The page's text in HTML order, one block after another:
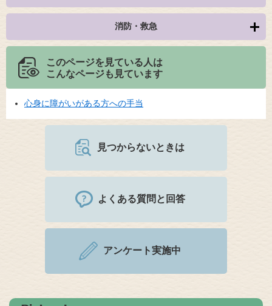
消防・救急
このページを見ている人は
こんなページも見ています
心身に障がいがある方への手当
見つからないときは
よくある質問と回答
アンケート実施中